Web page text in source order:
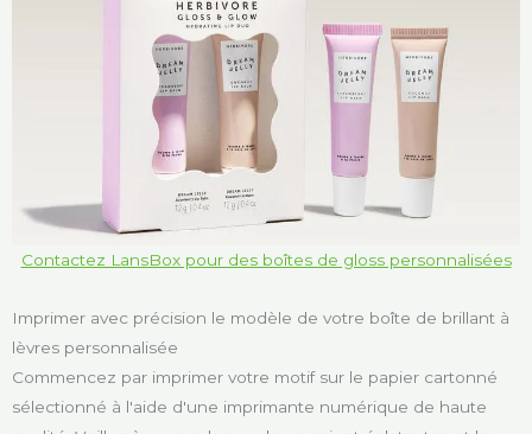
Contactez LansBox pour des boîtes de gloss personnalisées
Imprimer avec précision le modèle de votre boîte de brillant à
lèvres personnalisée
Commencez par imprimer votre motif sur le papier cartonné
sélectionné à l'aide d'une imprimante numérique de haute